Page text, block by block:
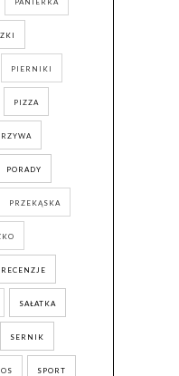
PIERNIKI
PIZZA
PORADY
PRZEKĄSKA
RECENZJE
SAŁATKA
SERNIK
SPORT